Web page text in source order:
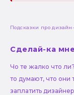
Подсказки про
Сделай-ка
Чо те жалко что
то думают, что они
заплатить